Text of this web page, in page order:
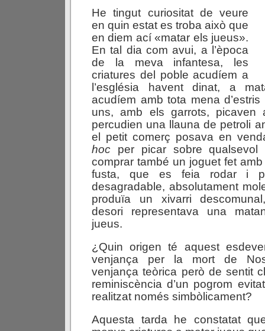
He tingut curiositat de veure
en quin estat es troba això que
en diem ací «matar els jueus».
En tal dia com avui, a l’època
de la meva infantesa, les
criatures del poble acudíem a
l’església havent dinat, a
acudíem amb tota mena
uns, amb els garrots, picaven
percudien una llauna de petroli
el petit comerç posava en
hoc per picar sobre qualsevol
comprar també un joguet fet
fusta, que es feia rodar i
desagradable, absolutament
produïa un xivarri
desori representava una
jueus.
¿Quin origen té aquest
venjança per la mort de
venjança teòrica però de sentit
reminiscència d’un pogrom
realitzat només simbòlicament?
Aquesta tarda he constatat